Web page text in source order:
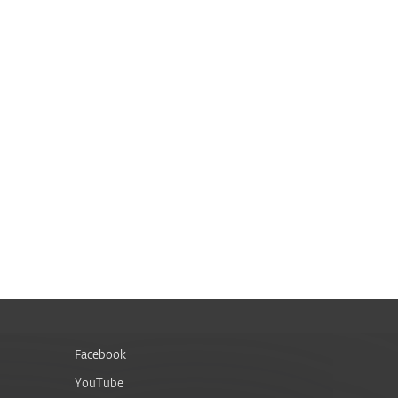
Facebook
YouTube